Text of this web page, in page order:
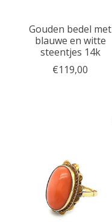
Gouden bedel met
blauwe en witte
steentjes 14k
€119,00